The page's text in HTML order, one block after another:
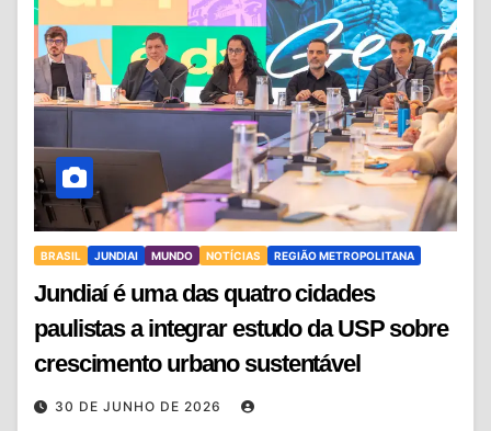
BRASIL JUNDIAI MUNDO NOTÍCIAS REGIÃO METROPOLITANA
Jundiaí é uma das quatro cidades
paulistas a integrar estudo da USP sobre
crescimento urbano sustentável
30 DE JUNHO DE 2026